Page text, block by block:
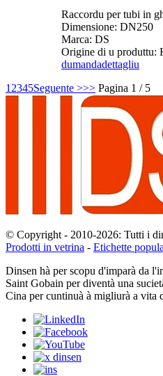
Raccordu per tubi in
Dimensione: DN250
Marca: DS
Origine di u produttu:
dumandadettagliu
1 2345Seguente >>> Pagina 1 / 5
© Copyright - 2010-2026: Tutti i
Prodotti in vetrina - Etichette
Dinsen hà per scopu d'imparà da
Saint Gobain per diventà una
Cina per cuntinuà à migliurà a vita